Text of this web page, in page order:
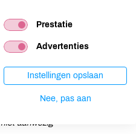
niet aanwezig
niet aanwezig
niet aanwezig
niet aanwezig
Prestatie
Advertenties
Instellingen opslaan
Nee, pas aan